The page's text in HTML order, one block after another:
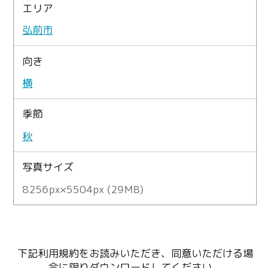
エリア
弘前市
向き
横
季節
秋
写真サイズ
8256px×5504px (29MB)
下記利用規約をお読みいただき、同意いただける場